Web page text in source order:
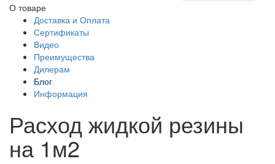
О товаре
Доставка и Оплата
Сертификаты
Видео
Преимущества
Дилерам
Блог
Информация
Расход жидкой резины
на 1м2